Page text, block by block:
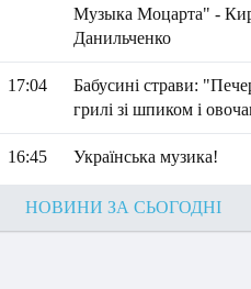
Музыка Моцарта" -
Данильченко
17:04
Бабусині страви:
грилі зі шпиком і
16:45 Українська музика!
НОВИНИ ЗА СЬОГОДНІ